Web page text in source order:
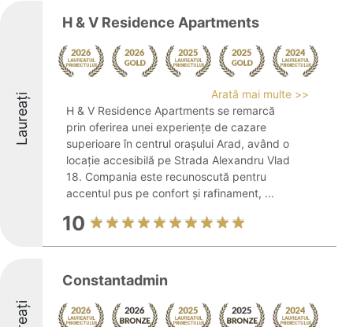
Laureați
H & V Residence Apartments
Arată mai multe >>
H & V Residence Apartments se remarcă
prin oferirea unei experiențe de cazare
superioare în centrul orașului Arad, având o
locație accesibilă pe Strada Alexandru Vlad
18. Compania este recunoscută pentru
accentul pus pe confort și rafinament, ...
10
Constantadmin